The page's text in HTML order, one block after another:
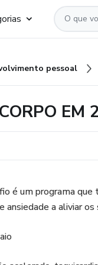
pessoal
EM
é um programa
ansiedade a aliviar